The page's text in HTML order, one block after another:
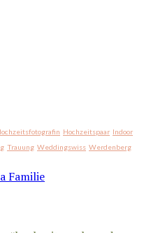
Hochzeitspaar Indoor
Trauung Weddingswiss Werdenberg